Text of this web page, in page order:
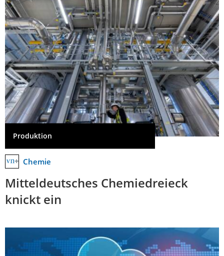
Produktion
Chemie
Mitteldeutsches Chemiedreieck
knickt ein